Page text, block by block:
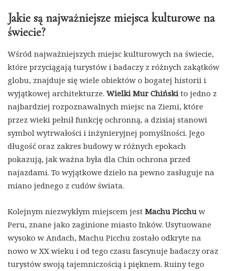
Jakie są najważniejsze miejsca kulturowe na
świecie?
Wśród najważniejszych miejsc kulturowych na świecie,
które przyciągają turystów i badaczy z różnych zakątków
globu, znajduje się wiele obiektów o bogatej historii i
wyjątkowej architekturze. Wielki Mur Chiński to jedno z
najbardziej rozpoznawalnych miejsc na Ziemi, które
przez wieki pełnił funkcję ochronną, a dzisiaj stanowi
symbol wytrwałości i inżynieryjnej pomyślności. Jego
długość oraz zakres budowy w różnych epokach
pokazują, jak ważna była dla Chin ochrona przed
najazdami. To wyjątkowe dzieło na pewno zasługuje na
miano jednego z cudów świata.
Kolejnym niezwykłym miejscem jest Machu Picchu w
Peru, znane jako zaginione miasto Inków. Usytuowane
wysoko w Andach, Machu Picchu zostało odkryte na
nowo w XX wieku i od tego czasu fascynuje badaczy oraz
turystów swoją tajemniczością i pięknem. Ruiny tego